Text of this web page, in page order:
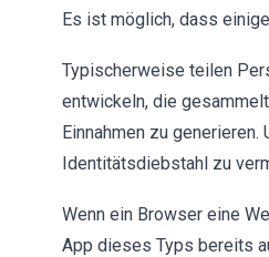
Es ist möglich, dass
Typischerweise teilen
entwickeln, die
Einnahmen zu
Identitätsdiebstahl zu
Wenn ein Browser eine
App dieses Typs bereits